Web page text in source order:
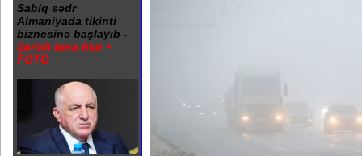
Sabiq sədr
Almaniyada tikinti
biznesinə başlayıb -
Şərikli bina tikir +
FOTO